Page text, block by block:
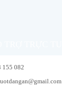
155 082